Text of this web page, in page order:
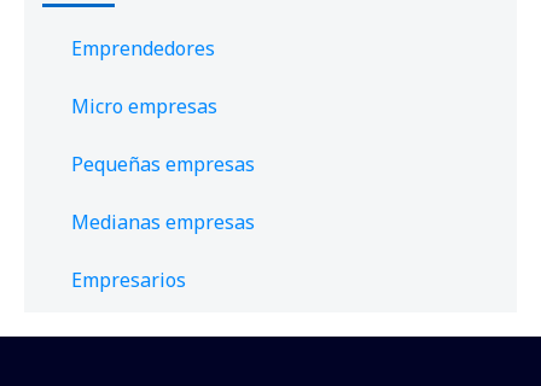
Emprendedores
Micro empresas
Pequeñas empresas
Medianas empresas
Empresarios